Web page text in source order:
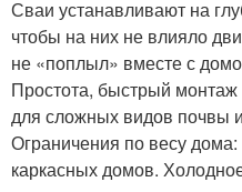
Сваи устанавливают на
чтобы на них не влияло
не «поплыл» вместе с
Простота, быстрый
для сложных видов почвы
Ограничения по весу
каркасных домов.